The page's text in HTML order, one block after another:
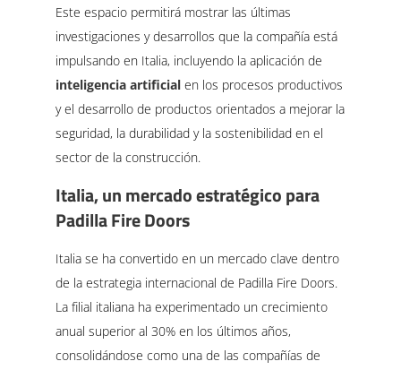
Este espacio permitirá mostrar las últimas
investigaciones y desarrollos que la compañía está
impulsando en Italia, incluyendo la aplicación de
inteligencia artificialen los procesos productivos
y el desarrollo de productos orientados a mejorar la
seguridad, la durabilidad y la sostenibilidad en el
sector de la construcción.
Italia, un mercado estratégico para
Padilla Fire Doors
Italia se ha convertido en un mercado clave dentro
de la estrategia internacional de Padilla Fire Doors.
La filial italiana ha experimentado un crecimiento
anual superior al 30% en los últimos años,
consolidándose como una de las compañías de